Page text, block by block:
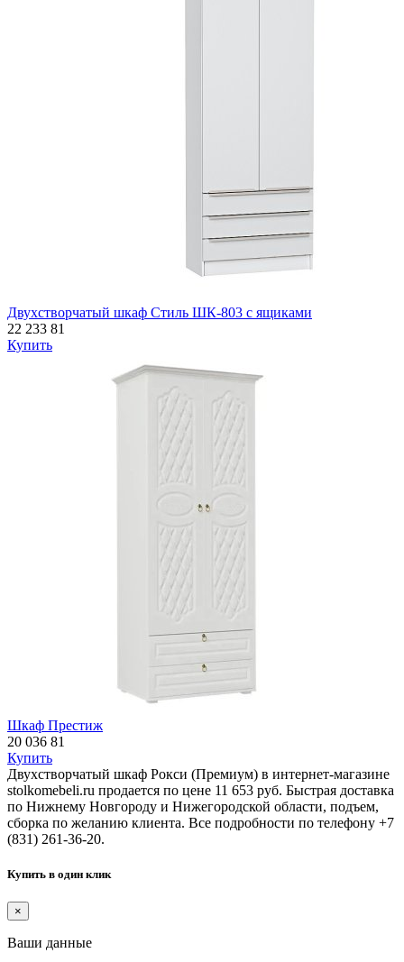
Двухстворчатый шкаф Стиль ШК-803 с ящиками
22 233 81
Купить
Шкаф Престиж
20 036 81
Купить
Двухстворчатый шкаф Рокси (Премиум) в интернет-магазине
stolkomebeli.ru продается по цене 11 653 руб. Быстрая доставка
по Нижнему Новгороду и Нижегородской области, подъем,
сборка по желанию клиента. Все подробности по телефону +7
(831) 261-36-20.
Купить в один клик
×
Ваши данные